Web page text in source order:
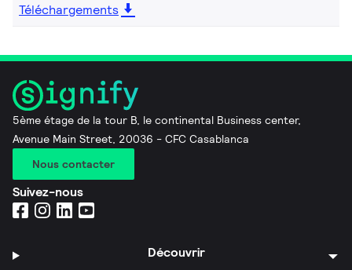
Téléchargements
5ème étage de la tour B, le continental Business center,
Avenue Main Street, 20036 - CFC Casablanca
Nous contacter
Suivez-nous
Découvrir